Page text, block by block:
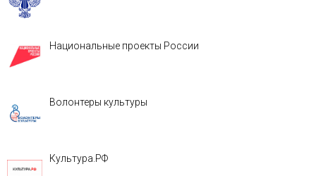
Национальные проекты России
Волонтеры культуры
Культура.РФ